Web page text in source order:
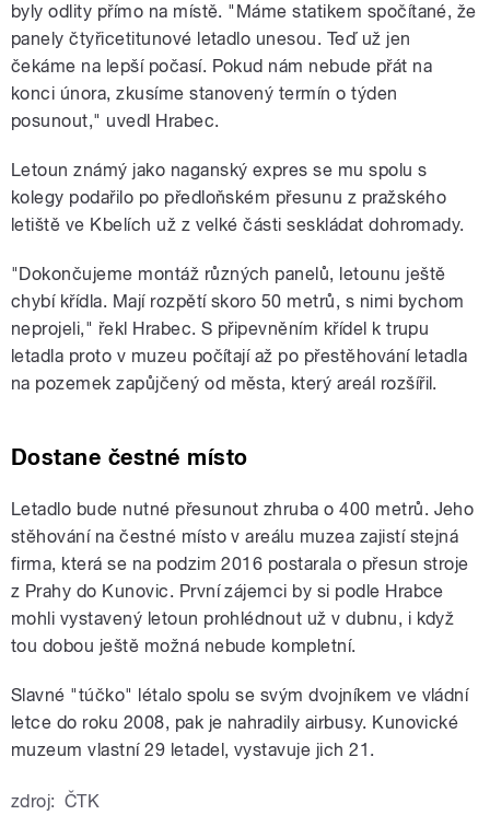
byly odlity přímo na místě. "Máme statikem spočítané, že
panely čtyřicetitunové letadlo unesou. Teď už jen
čekáme na lepší počasí. Pokud nám nebude přát na
konci února, zkusíme stanovený termín o týden
posunout," uvedl Hrabec.
Letoun známý jako naganský expres se mu spolu s
kolegy podařilo po předloňském přesunu z pražského
letiště ve Kbelích už z velké části seskládat dohromady.
"Dokončujeme montáž různých panelů, letounu ještě
chybí křídla. Mají rozpětí skoro 50 metrů, s nimi bychom
neprojeli," řekl Hrabec. S připevněním křídel k trupu
letadla proto v muzeu počítají až po přestěhování letadla
na pozemek zapůjčený od města, který areál rozšířil.
Dostane čestné místo
Letadlo bude nutné přesunout zhruba o 400 metrů. Jeho
stěhování na čestné místo v areálu muzea zajistí stejná
firma, která se na podzim 2016 postarala o přesun stroje
z Prahy do Kunovic. První zájemci by si podle Hrabce
mohli vystavený letoun prohlédnout už v dubnu, i když
tou dobou ještě možná nebude kompletní.
Slavné "túčko" létalo spolu se svým dvojníkem ve vládní
letce do roku 2008, pak je nahradily airbusy. Kunovické
muzeum vlastní 29 letadel, vystavuje jich 21.
zdroj: ČTK